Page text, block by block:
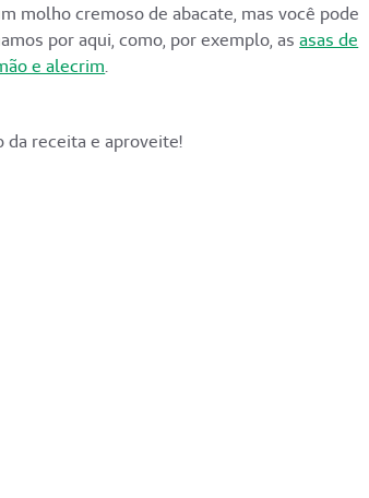
molho cremoso de abacate, mas você pode
por aqui, como, por exemplo, asasas de
e alecrim.
da receita e aproveite!